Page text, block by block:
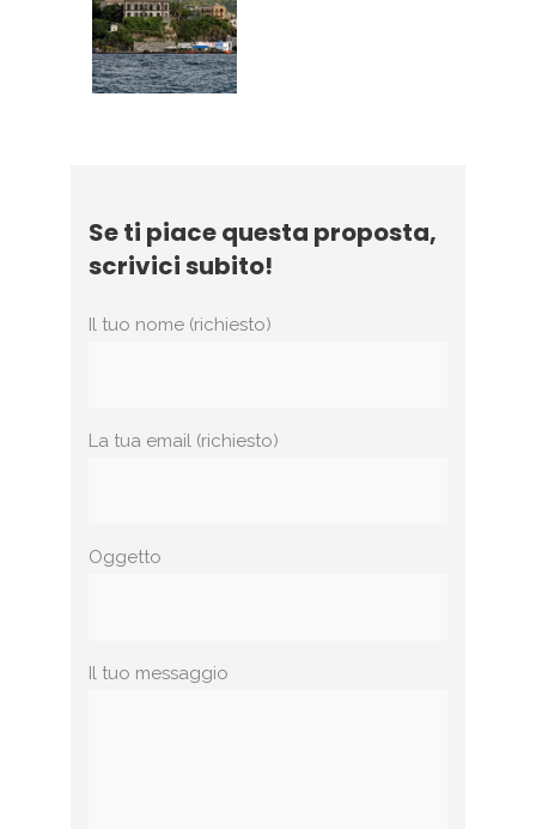
Se ti piace questa proposta,
scrivici subito!
Il tuo nome (richiesto)
La tua email (richiesto)
Oggetto
Il tuo messaggio